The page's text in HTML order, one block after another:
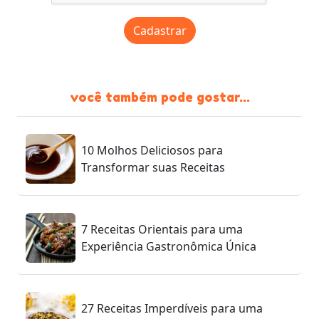
Cadastrar
você também pode gostar...
10 Molhos Deliciosos para
Transformar suas Receitas
7 Receitas Orientais para uma
Experiência Gastronômica Única
27 Receitas Imperdíveis para uma